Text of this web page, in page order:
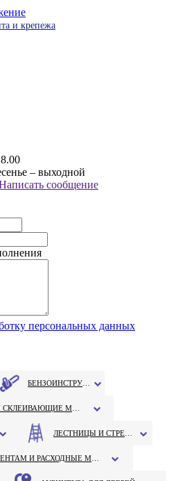
и крепежа
– выходной
сообщение
персональных данных